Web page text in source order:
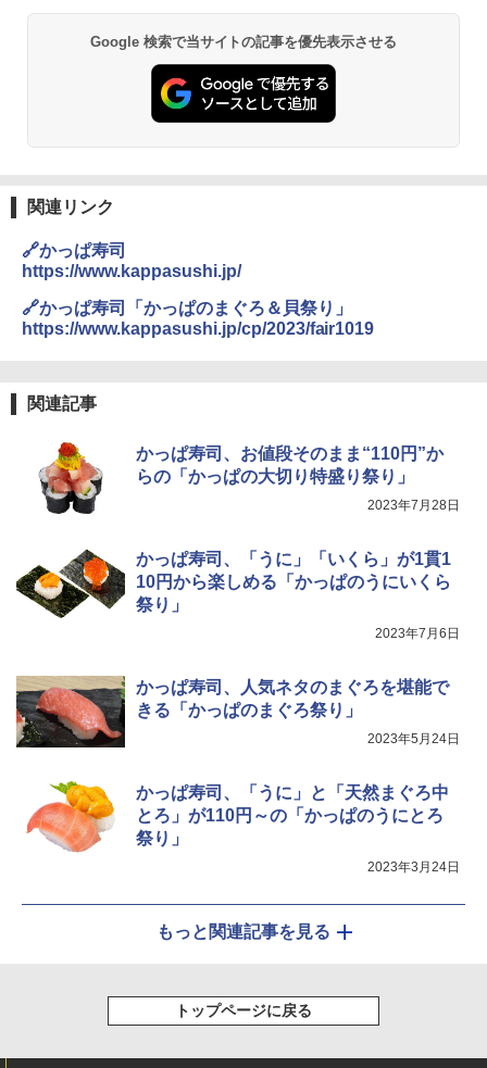
【公式】ブタメン とんこつ味 35g×15個
| 業務用 夜食 カップラーメン ミニカップ
麺 小腹 インスタント アウトドアにも ロ
ーリングストック 大人買い おやつカン
パニー
3
らに塩分控えめ 78g×12個
￥2,880
4
￥2,323
カップヌードル カップヌードルPRO し
ょうゆ 高たんぱく&低糖質 さらに塩分控
えめ 75g×12個
シャープ 過熱水蒸気 オーブンレンジ 23
L 1段調理 ブラック RE-WF232-B シンプ
ル操作 コンパクト 一人暮らし 二人暮ら
高効率 15L 一人暮らし 二人暮らし スチ
ーム調理 フラットテーブル トースト機
TOSHIBA(東芝) スチームオーブンレン
ジ 石窯ドーム ER-D80A(K) ブラック 25
お手入れ 小型 新生活 一人暮らし 二人暮
らし ファミリー
5
シャープ ウォーターオーブン ヘルシオ
AX-XJ1-B ブラック 30L 2段調理 コンベ
Google 検索で当サイトの記事を優先表示させる
関連リンク
🔗かっぱ寿司
https://www.kappasushi.jp/
🔗かっぱ寿司「かっぱのまぐろ＆貝祭り」
https://www.kappasushi.jp/cp/2023/fair1019
関連記事
かっぱ寿司、お値段そのまま“110円”か
らの「かっぱの大切り特盛り祭り」
2023年7月28日
かっぱ寿司、「うに」「いくら」が1貫1
10円から楽しめる「かっぱのうにいくら
祭り」
2023年7月6日
かっぱ寿司、人気ネタのまぐろを堪能で
きる「かっぱのまぐろ祭り」
2023年5月24日
かっぱ寿司、「うに」と「天然まぐろ中
とろ」が110円～の「かっぱのうにとろ
祭り」
2023年3月24日
もっと関連記事を見る
トップページに戻る